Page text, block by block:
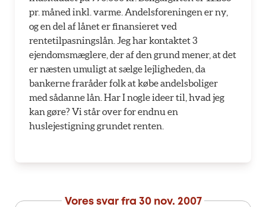
pr. måned inkl. varme. Andelsforeningen er ny,
og en del af lånet er finansieret ved
rentetilpasningslån. Jeg har kontaktet 3
ejendomsmæglere, der af den grund mener, at det
er næsten umuligt at sælge lejligheden, da
bankerne fraråder folk at købe andelsboliger
med sådanne lån. Har I nogle ideer til, hvad jeg
kan gøre? Vi står over for endnu en
huslejestigning grundet renten.
Vores svar fra 30 nov. 2007